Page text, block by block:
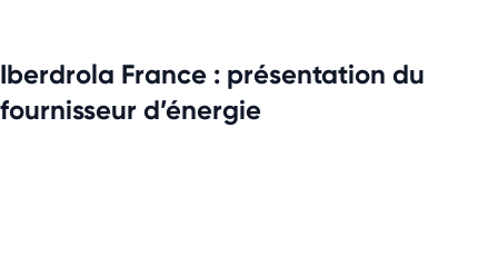
Iberdrola France : présentation du
fournisseur d’énergie